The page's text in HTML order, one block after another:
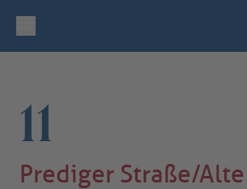
11
Prediger Straße/